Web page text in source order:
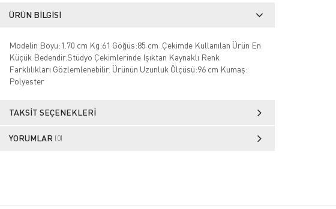
ÜRÜN BILGISI
Modelin Boyu:1.70 cm Kg:61 Göğüs:85 cm .Çekimde Kullanılan Ürün En
Küçük Bedendir.Stüdyo Çekimlerinde Işıktan Kaynaklı Renk
Farklılıkları Gözlemlenebilir. Ürünün Uzunluk Ölçüsü:96 cm Kumaş:
Polyester
TAKSIT SEÇENEKLERI
YORUMLAR (0)